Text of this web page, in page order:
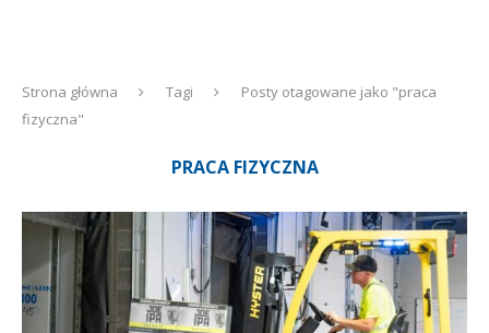
Strona główna Tagi
Posty otagowane jako "praca
fizyczna"
PRACA FIZYCZNA